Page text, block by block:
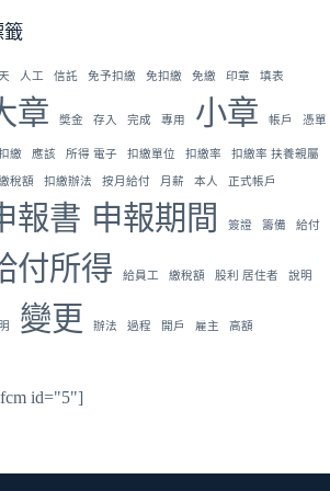
籤
人工 信託 免予扣繳 免扣繳 免繳 印章 填表
章 奬金 存入 完成 專用 小章 帳戶 憑單
繳 應該 所得 電子 扣繳單位 扣繳率 扣繳率 扶養親屬
稅額 扣繳辦法 按月給付 月薪 本人 正式帳戶
報書 申報期間 簽證 籌備 給付
付所得 給員工 繳稅額 股利 居住者 說明
變更 辦法 過程 開戶 雇主 高額
id="5"]